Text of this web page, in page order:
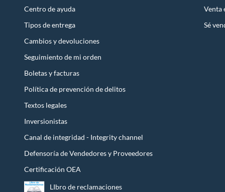
Centro de ayuda
Tipos de entrega
Cambios y devoluciones
Seguimiento de mi orden
Boletas y facturas
Política de prevención de delitos
Textos legales
Inversionistas
Canal de integridad - Integrity channel
Defensoría de Vendedores y Proveedores
Certificación OEA
LIbro de reclamaciones
Venta
Sé